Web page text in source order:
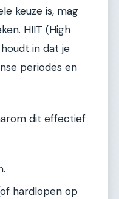
keuze is, mag
HIIT (High
in dat je
periodes en
dit effectief
hardlopen op